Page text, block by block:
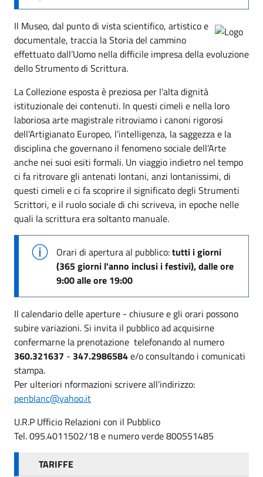
Il Museo, dal punto di vista scientifico, artistico e
documentale, traccia la Storia del cammino
effettuato dall’Uomo nella difficile impresa della evoluzione
dello Strumento di Scrittura.
La Collezione esposta è preziosa per l’alta dignità
istituzionale dei contenuti. In questi cimeli e nella loro
laboriosa arte magistrale ritroviamo i canoni rigorosi
dell’Artigianato Europeo, l’intelligenza, la saggezza e la
disciplina che governano il fenomeno sociale dell’Arte
anche nei suoi esiti formali. Un viaggio indietro nel tempo
ci fa ritrovare gli antenati lontani, anzi lontanissimi, di
questi cimeli e ci fa scoprire il significato degli Strumenti
Scrittori, e il ruolo sociale di chi scriveva, in epoche nelle
quali la scrittura era soltanto manuale.
Orari di apertura al pubblico:tutti i giorni
(365 giorni l'anno inclusi i festivi), dalle ore
9:00 alle ore 19:00
Il calendario delle aperture - chiusure e gli orari possono
subire variazioni. Si invita il pubblico ad acquisirne
confermarne la prenotazione telefonando al numero
360.321637 - 347.2986584e/o consultando i comunicati
stampa.
Per ulteriori nformazioni scrivere all’indirizzo:
penblanc@yahoo.it
U.R.P Ufficio Relazioni con il Pubblico
Tel. 095.4011502/18 e numero verde 800551485
TARIFFE